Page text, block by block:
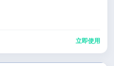
立即使用